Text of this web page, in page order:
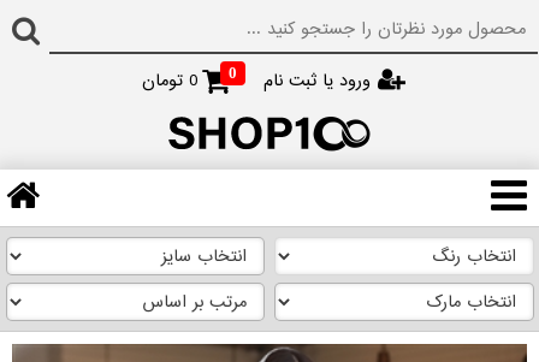
ورود یا ثبت نام 0
0 تومان